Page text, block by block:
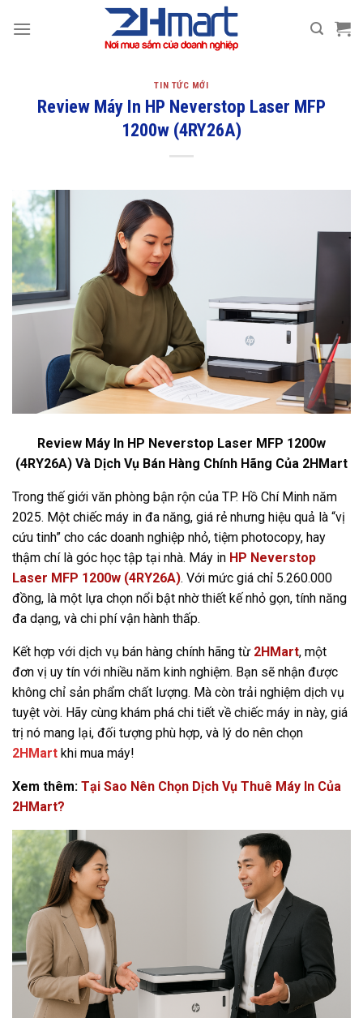
qua
TIN TỨC MỚI
Review Máy In HP Neverstop Laser MFP
1200w (4RY26A)
Review Máy In HP Neverstop Laser MFP 1200w
(4RY26A) Và Dịch Vụ Bán Hàng Chính Hãng Của 2HMart
Trong thế giới văn phòng bận rộn của TP. Hồ Chí Minh năm
2025. Một chiếc máy in đa năng, giá rẻ nhưng hiệu quả là “vị
cứu tinh” cho các doanh nghiệp nhỏ, tiệm photocopy, hay
thậm chí là góc học tập tại nhà. Máy in HP Neverstop
Laser MFP 1200w (4RY26A). Với mức giá chỉ 5.260.000
đồng, là một lựa chọn nổi bật nhờ thiết kế nhỏ gọn, tính năng
đa dạng, và chi phí vận hành thấp.
Kết hợp với dịch vụ bán hàng chính hãng từ 2HMart, một
đơn vị uy tín với nhiều năm kinh nghiệm. Bạn sẽ nhận được
không chỉ sản phẩm chất lượng. Mà còn trải nghiệm dịch vụ
tuyệt vời. Hãy cùng khám phá chi tiết về chiếc máy in này, giá
trị nó mang lại, đối tượng phù hợp, và lý do nên chọn
2HMart khi mua máy!
Xem thêm: Tại Sao Nên Chọn Dịch Vụ Thuê Máy In Của
2HMart?